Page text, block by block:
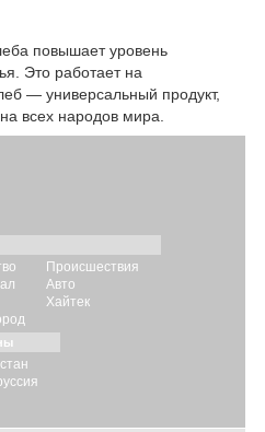
повышает уровень
Это работает на
— универсальный продукт,
всех народов мира.
Происшествия
Авто
Хайтек